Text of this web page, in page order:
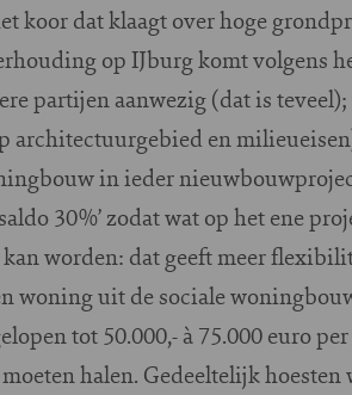
koor dat klaagt over hoge
op IJburg komt volgens
partijen aanwezig (dat is
architectuurgebied en
in ieder
30%’ zodat wat op het ene
worden: dat geeft meer
woning uit de sociale
tot 50.000,- à 75.000 euro
halen. Gedeeltelijk